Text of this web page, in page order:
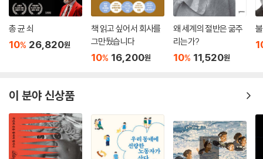
--- p.256
회가 절연에 부여한 죄책감, 수치심, 금기를 넘어 회복이 불가능한 관계를
어떻게 다루고 나아갈 수 있을지 구체적인 해결책을 제시한다. 가족이 남
긴 깊은 상처에 갇혀 있다고 느끼는 모든 이에게 귀중한 통찰과 공감, 치유,
그리고 궁극적으로는 자유를 선사할 획기적인 책이다.
가정 내 학대로 고통받는 생존자에게 이토록 명료하고 따뜻한 조언을 해주
는 책은 본 적이 없다. 문제가족과 서서히 거리를 두기로 정했든 당장 가족
과 완전히 결별하길 원하든, 『가족 해방』은 현재 상황을 이해하고 최선의
선택을 하는 데에 도움을 줄 것이다.
총 균 쇠
10% 26,820원
책 읽고 싶어서 회사를
그만뒀습니다
10% 16,200원
왜 세계의 절반은 굶주
리는가?
10% 11,520원
이 분야 신상품